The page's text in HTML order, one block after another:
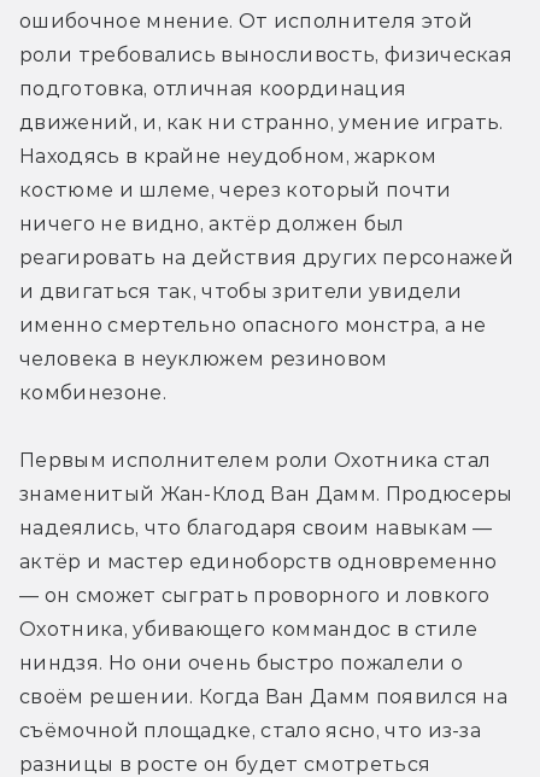
ошибочное мнение. От исполнителя этой
роли требовались выносливость, физическая
подготовка, отличная координация
движений, и, как ни странно, умение играть.
Находясь в крайне неудобном, жарком
костюме и шлеме, через который почти
ничего не видно, актёр должен был
реагировать на действия других персонажей
и двигаться так, чтобы зрители увидели
именно смертельно опасного монстра, а не
человека в неуклюжем резиновом
комбинезоне.
Первым исполнителем роли Охотника стал
знаменитый Жан-Клод Ван Дамм. Продюсеры
надеялись, что благодаря своим навыкам —
актёр и мастер единоборств одновременно
— он сможет сыграть проворного и ловкого
Охотника, убивающего коммандос в стиле
ниндзя. Но они очень быстро пожалели о
своём решении. Когда Ван Дамм появился на
съёмочной площадке, стало ясно, что из-за
разницы в росте он будет смотреться